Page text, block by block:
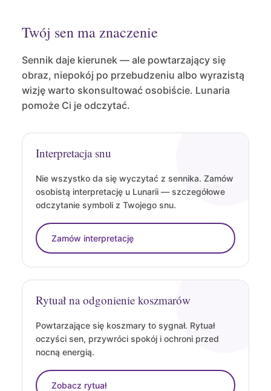
Twój sen ma znaczenie
Sennik daje kierunek — ale powtarzający się
obraz, niepokój po przebudzeniu albo wyrazistą
wizję warto skonsultować osobiście. Lunaria
pomoże Ci je odczytać.
Interpretacja snu
Nie wszystko da się wyczytać z sennika. Zamów
osobistą interpretację u Lunarii — szczegółowe
odczytanie symboli z Twojego snu.
Zamów interpretację
Rytuał na odgonienie koszmarów
Powtarzające się koszmary to sygnał. Rytuał
oczyści sen, przywróci spokój i ochroni przed
nocną energią.
Zobacz rytuał